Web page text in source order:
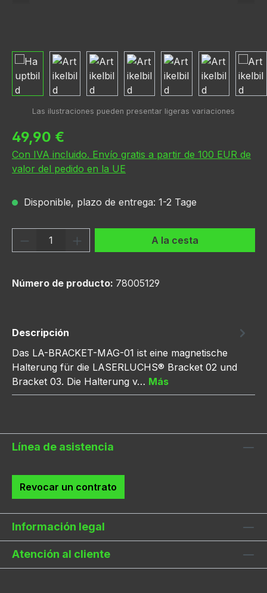
Precio normal:
49,90 €
Con IVA incluido. Envío gratis a partir de 100 EUR de
valor del pedido en la UE
Disponible, plazo de entrega: 1-2 Tage
Cantidad del producto: introduce la
A la cesta
Número de producto: 78005129
Descripción
Das LA-BRACKET-MAG-01 ist eine magnetische
Halterung für die LASERLUCHS® Bracket 02 und
Bracket 03. Die Halterung v… Más
Línea de asistencia
Revocar un contrato
Información legal
Atención al cliente